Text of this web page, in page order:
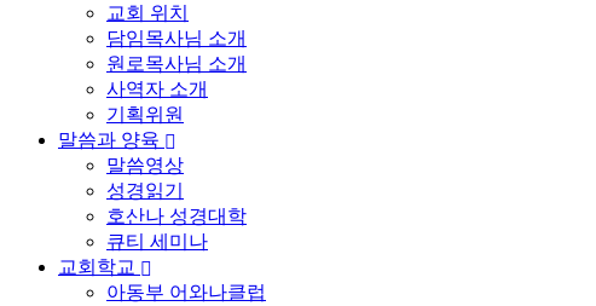
교회 위치
담임목사님 소개
원로목사님 소개
사역자 소개
기획위원
말씀과 양육
말씀영상
성경읽기
호산나 성경대학
큐티 세미나
교회학교
아동부 어와나클럽